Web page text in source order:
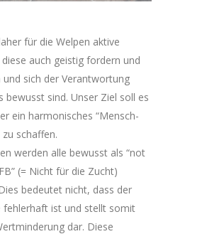
für die Welpen aktive
auch geistig fordern und
sich der Verantwortung
bewusst sind. Unser Ziel soll es
ein harmonisches “Mensch-
schaffen.
werden alle bewusst als “not
(= Nicht für die Zucht)
bedeutet nicht, dass der
fehlerhaft ist und stellt somit
dar. Diese